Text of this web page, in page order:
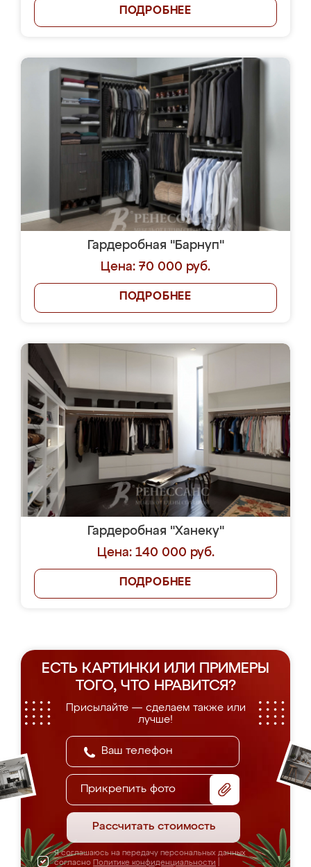
ПОДРОБНЕЕ
Гардеробная "Барнуп"
Цена: 70 000 руб.
ПОДРОБНЕЕ
Гардеробная "Ханеку"
Цена: 140 000 руб.
ПОДРОБНЕЕ
ЕСТЬ КАРТИНКИ ИЛИ ПРИМЕРЫ
ТОГО, ЧТО НРАВИТСЯ?
Присылайте — сделаем также или
лучше!
Прикрепить фото
Рассчитать стоимость
Я соглашаюсь на передачу персональных данных
согласно Политике конфиденциальности